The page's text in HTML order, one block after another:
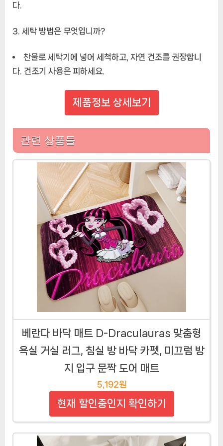
다.
3. 세탁 방법은 무엇입니까?
찬물로 세탁기에 넣어 세척하고, 자연 건조를 권장합니
다. 건조기 사용은 피하세요.
제품정보 상세보기
관련 상품들
베란다 바닥 매트 D-Draculauras 맞춤형
욕실 거실 러그, 침실 방 바닥 카펫, 미끄럼 방
지 입구 문짝 도어 매트
5,192원
현재 할인중인지 확인하기